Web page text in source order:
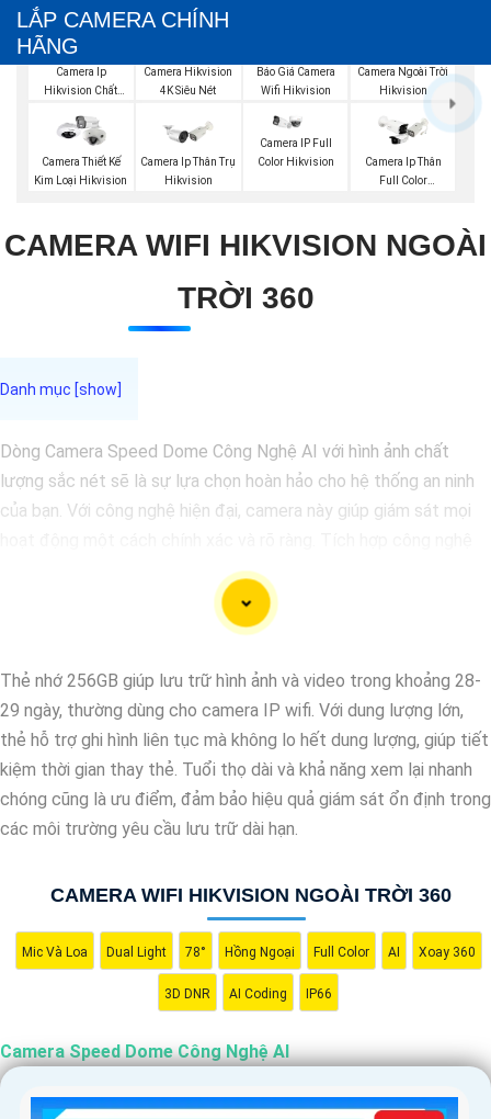
LẮP CAMERA CHÍNH
HÃNG
Camera Ip
Hikvision Chất
Camera Hikvision
4K Siêu Nét
Báo Giá Camera
Wifi Hikvision
Camera Ngoài Trời
Hikvision
Camera Thiết Kế
Kim Loại Hikvision
Camera Ip Thân Trụ
Hikvision
Camera IP Full
Color Hikvision
Camera Ip Thân
Full Color
CAMERA WIFI HIKVISION NGOÀI
TRỜI 360
Dòng Camera Speed Dome Công Nghệ AI với hình ảnh chất
lượng sắc nét sẽ là sự lựa chọn hoàn hảo cho hệ thống an ninh
của bạn. Với công nghệ hiện đại, camera này giúp giám sát mọi
AI, camera này có khả năng nhận diện và phân biệt đối tượng,
giúp tăng cường hiệu quả giám sát và bảo vệ.
Hãy chọn Camera Speed Dome Công Nghệ AI để
vào một giải pháp an ninh đáng tin cậy.
'
Thẻ nhớ 256GB giúp lưu trữ hình ảnh và video trong khoảng 28-
29 ngày, thường dùng cho camera IP wifi. Với dung lượng lớn,
thẻ hỗ trợ ghi hình liên tục mà không lo hết dung lượng, giúp tiết
kiệm thời gian thay thẻ. Tuổi thọ dài và khả năng xem lại nhanh
chóng cũng là ưu điểm, đảm bảo hiệu quả giám sát ổn định trong
các môi trường yêu cầu lưu trữ dài hạn.
CAMERA WIFI HIKVISION NGOÀI TRỜI 360
Mic Và Loa Dual Light 78° Hồng Ngoại Full Color AI Xoay 360
3D DNR AI Coding IP66
Camera Speed Dome Công Nghệ AI